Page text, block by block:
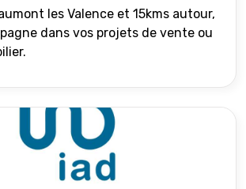
les Valence et 15kms autour,
dans vos projets de vente ou